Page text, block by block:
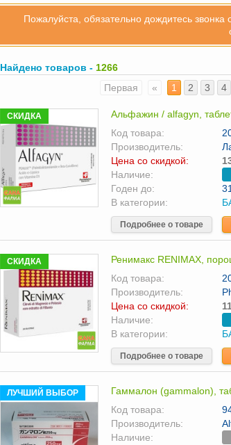
Пожалуйста, обязательно дождитесь
Найдено товаров - 1266
Первая
« 1 2 3 4
СКИДКА
Альфажин / alfagyn,
Код товара:
Производитель:
Цена со скидкой:
Наличие:
Годен до:
В категории:
Подробнее о товаре
СКИДКА
Ренимакс RENIMAX,
Код товара:
Производитель:
Цена со скидкой:
Наличие:
В категории:
Подробнее о товаре
ЛУЧШИЙ ВЫБОР
Гаммалон (gammalon),
Код товара:
Производитель:
Наличие: